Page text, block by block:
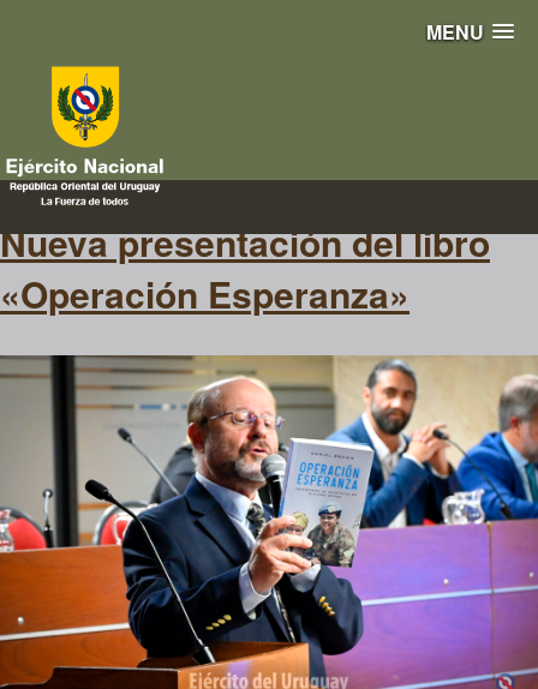
MENU
esperanza
Nueva presentación del libro
«Operación Esperanza»